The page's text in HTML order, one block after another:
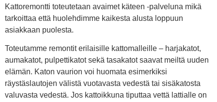
Kattoremontti toteutetaan avaimet käteen -palveluna mikä
tarkoittaa että huolehdimme kaikesta alusta loppuun
asiakkaan puolesta.
Toteutamme remontit erilaisille kattomalleille – harjakatot,
aumakatot, pulpettikatot sekä tasakatot saavat meiltä uuden
elämän. Katon vaurion voi huomata esimerkiksi
räystäslautojen välistä vuotavasta vedestä tai sisäkatosta
valuvasta vedestä. Jos kattoikkuna tiputtaa vettä lattialle on